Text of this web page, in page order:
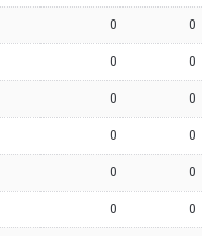
0 0
0 0
0 0
0 0
0 0
0 0